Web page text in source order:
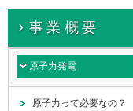
事業概要
原子力発電
原子力って必要なの？